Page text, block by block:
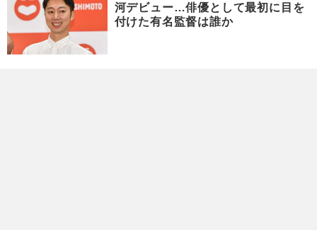
河デビュー…俳優として最初に目を
付けた有名監督は誰か